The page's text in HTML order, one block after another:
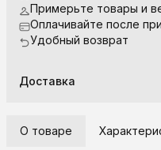
Примерьте товары и
Оплачивайте после
Удобный возврат
Доставка
О товаре